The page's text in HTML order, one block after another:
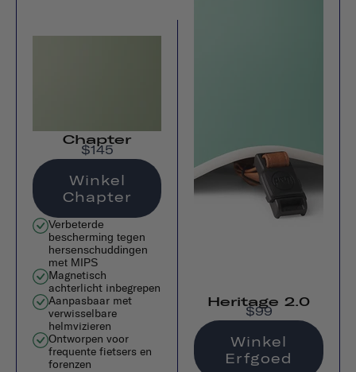
Chapter
$145
Winkel
Chapter
Verbeterde
bescherming tegen
hersenschuddingen
met MIPS
Magnetisch
achterlicht inbegrepen
Aanpasbaar met
verwisselbare
helmvizieren
Ontworpen voor
frequente fietsers en
forenzen
Heritage 2.0
$99
Winkel
Erfgoed